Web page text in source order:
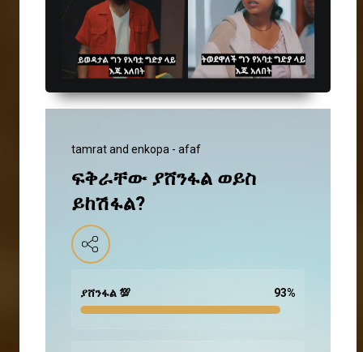
tamrat and enkopa - afaf
ፍቅራቸው ያሸንፋል ወይስ
ይከሽፋል?
ያሸንፋል 💯 93%